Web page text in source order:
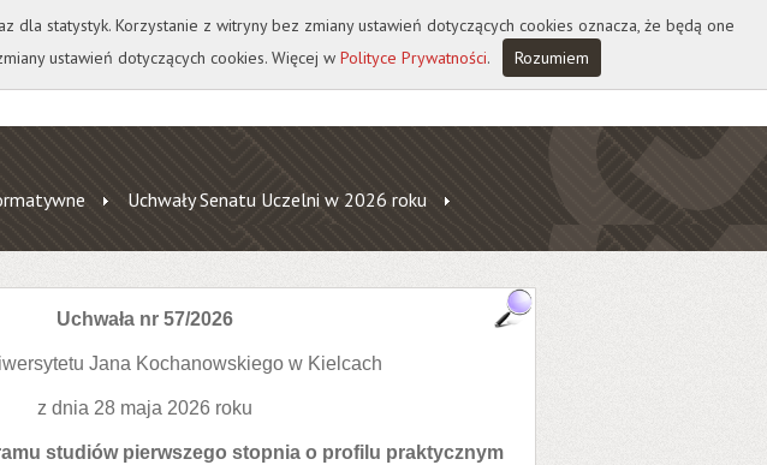
A A A A
Uchwały Senatu Uczelni w 2026 roku
Uchwała nr 57/2026
Jana Kochanowskiego w Kielcach
z dnia 28 maja 2026 roku
studiów pierwszego stopnia o profilu praktycznym
statystyk. Korzystanie z witryny bez zmiany ustawień dotyczących cookies oznacza, że będą one
ustawień dotyczących cookies. Więcej w Polityce Prywatności. Rozumiem